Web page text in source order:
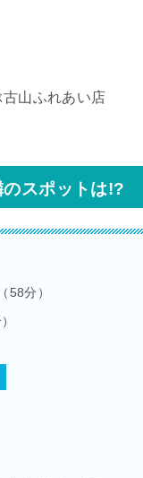
山ふれあい店
スポットは!?
58分）